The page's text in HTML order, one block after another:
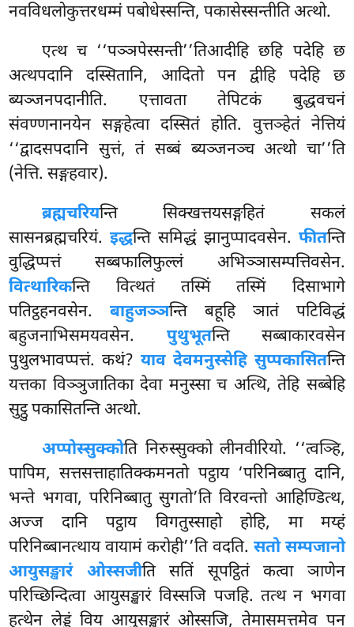
नवविधलोकुत्तरधम्मं पबोधेस्सन्ति, पकासेस्सन्तीति अत्थो.
एत्थ च ‘‘पञ्ञपेस्सन्ती’’तिआदीहि छहि पदेहि छ
अत्थपदानि दस्सितानि, आदितो पन द्वीहि पदेहि छ
ब्यञ्जनपदानीति. एत्तावता तेपिटकं बुद्धवचनं
संवण्णनानयेन सङ्गहेत्वा दस्सितं होति. वुत्तञ्हेतं नेत्तियं
‘‘द्वादसपदानि सुत्तं, तं सब्बं ब्यञ्जनञ्च अत्थो चा’’ति
(नेत्ति. सङ्गहवार).
ब्रह्मचरियन्तिसिक्खत्तयसङ्गहितं सकलं
सासनब्रह्मचरियं.इद्धन्ति समिद्धं झानुप्पादवसेन. फीतन्ति
वुद्धिप्पत्तं सब्बफालिफुल्लं अभिञ्ञासम्पत्तिवसेन.
वित्थारिकन्ति वित्थतं तस्मिं तस्मिं दिसाभागे
पतिट्ठहनवसेन.बाहुजञ्ञन्ति बहूहि ञातं पटिविद्धं
बहुजनाभिसमयवसेन. पुथुभूतन्ति सब्बाकारवसेन
पुथुलभावप्पत्तं. कथं? याव देवमनुस्सेहि सुप्पकासितन्ति
यत्तका विञ्ञुजातिका देवा मनुस्सा च अत्थि, तेहि सब्बेहि
सुट्ठु पकासितन्ति अत्थो.
अप्पोस्सुक्कोति निरुस्सुक्को लीनवीरियो. ‘‘त्वञ्हि,
पापिम, सत्तसत्ताहातिक्कमनतो पट्ठाय ‘परिनिब्बातु दानि,
भन्ते भगवा, परिनिब्बातु सुगतो’ति विरवन्तो आहिण्डित्थ,
अज्ज दानि पट्ठाय विगतुस्साहो होहि, मा मय्हं
परिनिब्बानत्थाय वायामं करोही’’ति वदति. सतो सम्पजानो
आयुसङ्खारं ओस्सजीति सतिं सूपट्ठितं कत्वा ञाणेन
परिच्छिन्दित्वा आयुसङ्खारं विस्सजि पजहि. तत्थ न भगवा
हत्थेन लेड्डुं विय आयुसङ्खारं ओस्सजि, तेमासमत्तमेव पन